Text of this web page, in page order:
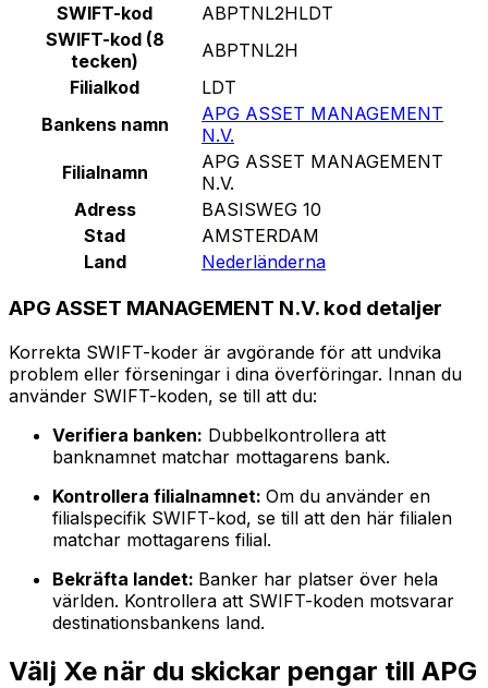
SWIFT-kod
ABPTNL2HLDT
SWIFT-kod (8
tecken)
ABPTNL2H
Filialkod
LDT
Bankens namn
APG ASSET MANAGEMENT
N.V.
Filialnamn
APG ASSET MANAGEMENT
N.V.
Adress
BASISWEG 10
Stad
AMSTERDAM
Land
Nederländerna
APG ASSET MANAGEMENT N.V. kod detaljer
Korrekta SWIFT-koder är avgörande för att undvika
problem eller förseningar i dina överföringar. Innan du
använder SWIFT-koden, se till att du:
Verifiera banken: Dubbelkontrollera att
banknamnet matchar mottagarens bank.
Kontrollera filialnamnet: Om du använder en
filialspecifik SWIFT-kod, se till att den här filialen
matchar mottagarens filial.
Bekräfta landet: Banker har platser över hela
världen. Kontrollera att SWIFT-koden motsvarar
destinationsbankens land.
Välj Xe när du skickar pengar till APG